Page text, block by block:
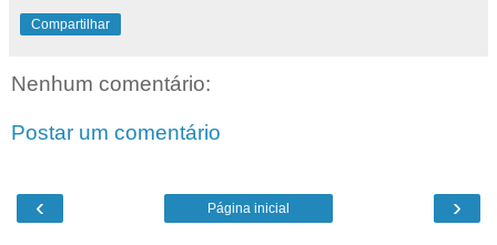
Compartilhar
Nenhum comentário:
Postar um comentário
‹ ›
Página inicial